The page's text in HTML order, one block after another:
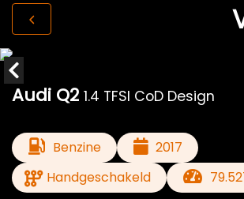
Audi Q2 1.4 TFSI CoD Design
Benzine
2017
Handgeschakeld